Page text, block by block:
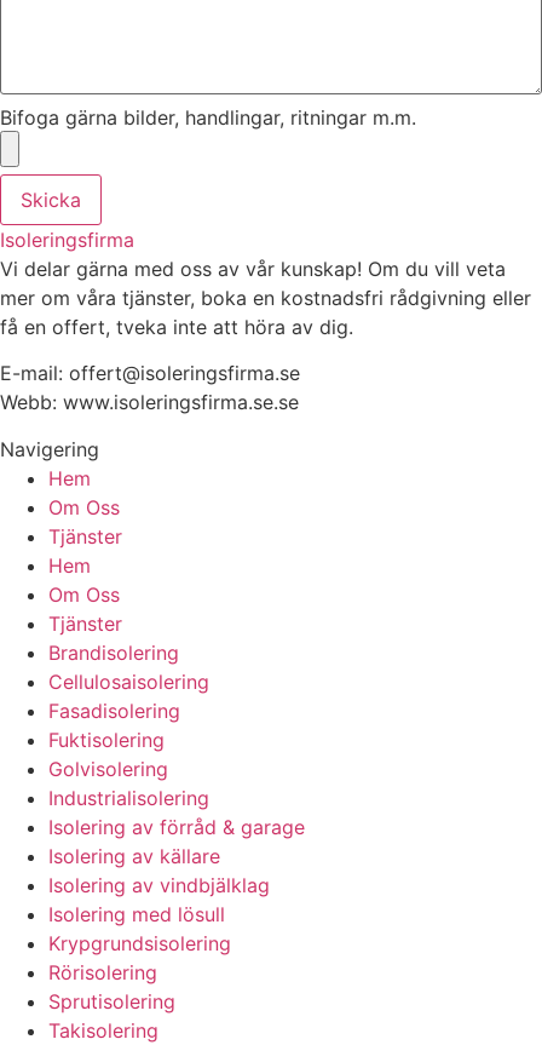
Bifoga gärna bilder, handlingar, ritningar m.m.
Skicka
Isoleringsfirma
Vi delar gärna med oss av vår kunskap! Om du vill veta
mer om våra tjänster, boka en kostnadsfri rådgivning eller
få en offert, tveka inte att höra av dig.
E-mail: offert@isoleringsfirma.se
Webb: www.isoleringsfirma.se.se
Navigering
Hem
Om Oss
Tjänster
Hem
Om Oss
Tjänster
Brandisolering
Cellulosaisolering
Fasadisolering
Fuktisolering
Golvisolering
Industrialisolering
Isolering av förråd & garage
Isolering av källare
Isolering av vindbjälklag
Isolering med lösull
Krypgrundsisolering
Rörisolering
Sprutisolering
Takisolering